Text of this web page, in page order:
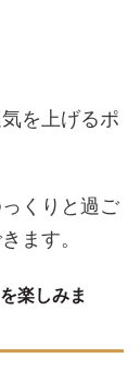
を上げるポ
くりと過ご
ます。
楽しみま